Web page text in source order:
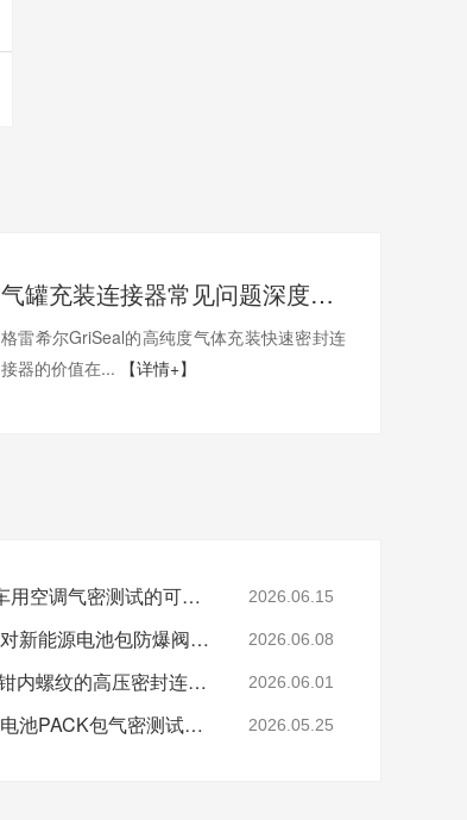
气罐充装连接器常见问题深度解析
格雷希尔GriSeal的高纯度气体充装快速密封连
接器的价值在...
【详情+】
格雷希尔G70P快速密封接头：车用空调气密测试的可靠选择 2026.06.15
格雷希尔快速密封接头：高效应对新能源电池包防爆阀测试难题 2026.06.08
格雷希尔G80系列：面向制动卡钳内螺纹的高压密封连接方案 2026.06.01
格雷希尔快速密封接头在新能源电池PACK包气密测试中的应用 2026.05.25